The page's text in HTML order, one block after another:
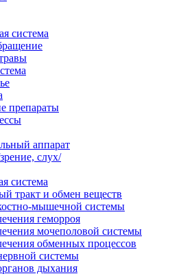
система
препараты
аппарат
слух/
система
тракт и обмен веществ
мышечной системы
геморроя
мочеполовой системы
обменных процессов
системы
дыхания